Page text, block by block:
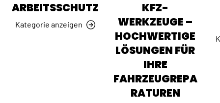
ARBEITSSCHUTZ
Kategorie anzeigen
KFZ-
WERKZEUGE –
HOCHWERTIGE
LÖSUNGEN FÜR
IHRE
FAHRZEUGREPA
RATUREN